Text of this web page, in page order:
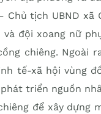
Chủ tịch UBND
và đội xoang nữ
chiêng. Ngoài
tế-xã hội vùng
triển nguồn
để xây dựng